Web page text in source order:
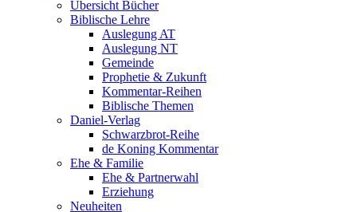
Übersicht Bücher
Biblische Lehre
Auslegung AT
Auslegung NT
Gemeinde
Prophetie & Zukunft
Kommentar-Reihen
Biblische Themen
Daniel-Verlag
Schwarzbrot-Reihe
de Koning Kommentar
Ehe & Familie
Ehe & Partnerwahl
Erziehung
Neuheiten